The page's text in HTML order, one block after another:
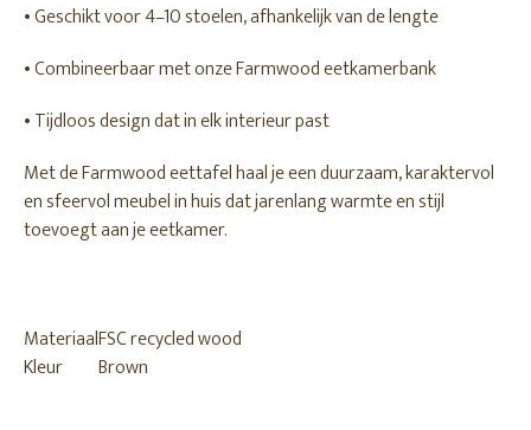
• Geschikt voor 4–10 stoelen, afhankelijk van de lengte
• Combineerbaar met onze Farmwood eetkamerbank
• Tijdloos design dat in elk interieur past
Met de Farmwood eettafel haal je een duurzaam, karaktervol
en sfeervol meubel in huis dat jarenlang warmte en stijl
toevoegt aan je eetkamer.
MateriaalFSC recycled wood
Kleur
Brown